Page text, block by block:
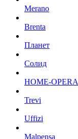
Merano
Brenta
Планет
Солид
HOME-OPERA
Trevi
Uffizi
Malpensa